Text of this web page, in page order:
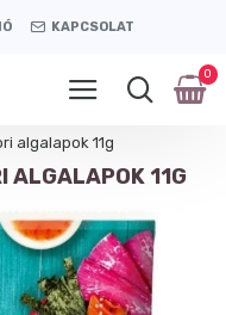
KAPCSOLAT
0
algalapok 11g
ALGALAPOK 11G